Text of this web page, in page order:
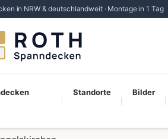
in NRW & deutschlandweit · Montage in 1 Tag
Standorte Bilder